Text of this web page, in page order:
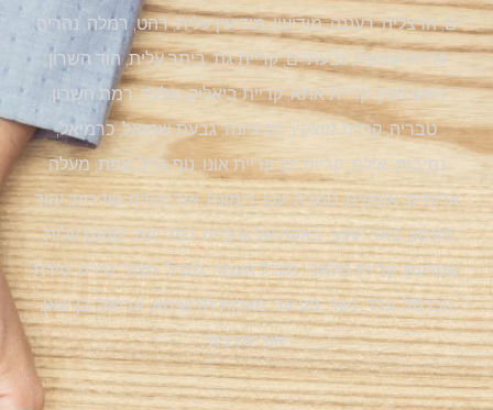
ים, הרצליה, רעננה, מודיעין, מודיעין עלית, רהט, רמלה, נהריה,
קריית שמונה, גבעתיים, קריית גת, ביתר עלית, הוד השרון,
ראש העין, קריית אתא, קריית ביאליק, אלעד, רמת השרון,
טבריה, קריית מוצקין, נס ציונה, גבעת שמואל, כרמיאל,
נתיבות, אילת, קריית ים, קריית אונו, נוף גליל, צפת, מעלה
אדומים, אופקים, טמרה, עכו, דימונה, אור יהודה, שדרות, יהוד
מונסון, באר יעקב, באקה אל גרבייה, כפר יונה, יקנעם עלית,
שפרעם, קריית מלאכי, מגדל העמד, מגדל, חצור, טירה, טירת
הכרמל, ערד, נשר, מע'אר, מעלות תרשיחא, אריאל, בן שאן,
אור עקיבא